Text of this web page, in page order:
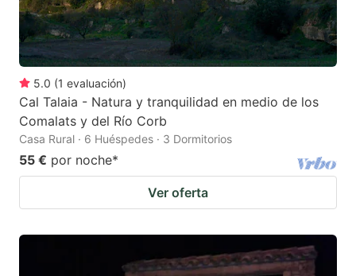
5.0 (1 evaluación)
Cal Talaia - Natura y tranquilidad en medio de los
Comalats y del Río Corb
Casa Rural · 6 Huéspedes · 3 Dormitorios
55 € por noche*
Ver oferta